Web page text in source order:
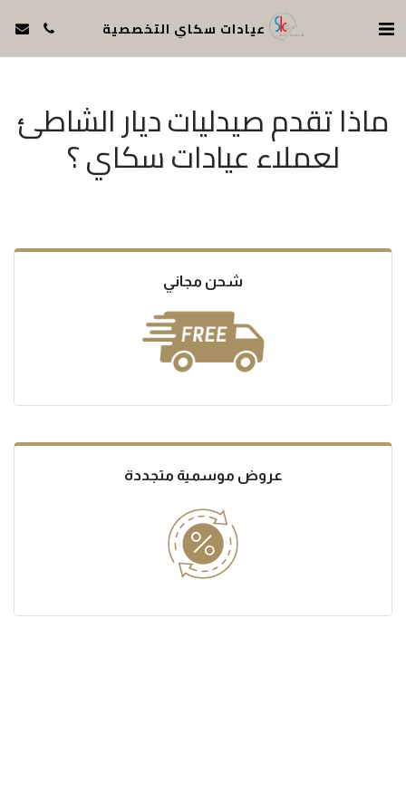
عيادات سكاي التخصصية
ماذا تقدم صيدليات ديار الشاطئ
لعملاء عيادات سكاي ؟
شحن مجاني
عروض موسمية متجددة